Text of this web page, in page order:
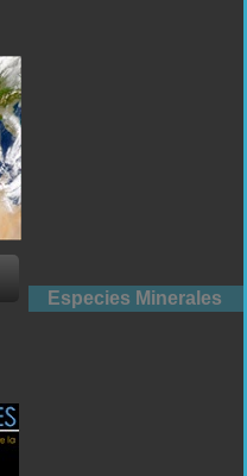
Especies Minerales